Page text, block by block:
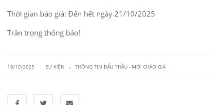
Thời gian báo giá: Đến hết ngày 21/10/2025
Trân trọng thông báo!
18/10/2025 SỰ KIỆN . THÔNG TIN ĐẤU THẦU - MỜI CHÀO GIÁ